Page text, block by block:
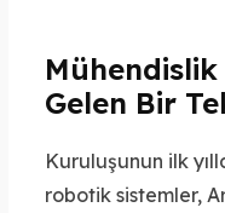
Gelen Bir
Kuruluşunun ilk
robotik sistemler,